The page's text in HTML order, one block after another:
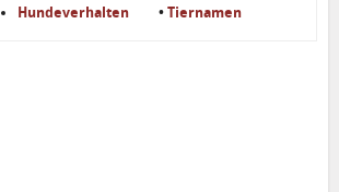
Hundeverhalten • Tiernamen